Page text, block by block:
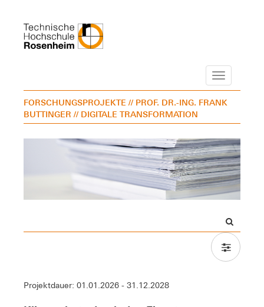
Navigation
FORSCHUNGSPROJEKTE // PROF. DR.-ING. FRANK
BUTTINGER // DIGITALE TRANSFORMATION
Projektdauer: 01.01.2026 - 31.12.2028